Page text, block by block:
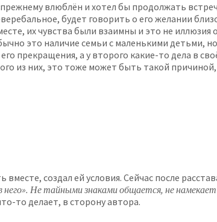
влюблён и хотел бы продолжать
будет говорить о его желании
их чувства были взаимны и это не иллюзия
это наличие семьи с маленькими детьми,
прекращения, а у второго какие-то дела в
из них, это тоже может быть такой
создал ей условия. Сейчас после
него». Не тайными знаками общается, не
то делает, в сторону автора.